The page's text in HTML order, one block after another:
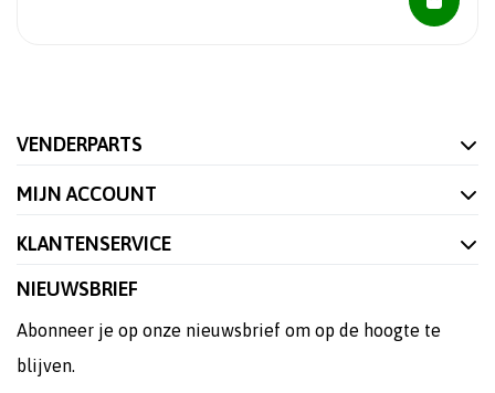
VENDERPARTS
MIJN ACCOUNT
KLANTENSERVICE
NIEUWSBRIEF
Abonneer je op onze nieuwsbrief om op de hoogte te
blijven.